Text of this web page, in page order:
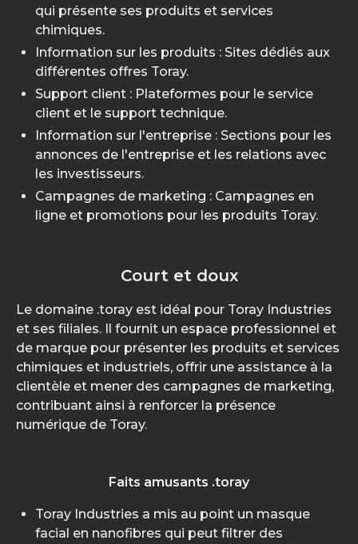
qui présente ses produits et services
chimiques.
Information sur les produits : Sites dédiés aux
différentes offres Toray.
Support client : Plateformes pour le service
client et le support technique.
Information sur l'entreprise : Sections pour les
annonces de l'entreprise et les relations avec
les investisseurs.
Campagnes de marketing : Campagnes en
ligne et promotions pour les produits Toray.
Court et doux
Le domaine .toray est idéal pour Toray Industries
et ses filiales. Il fournit un espace professionnel et
de marque pour présenter les produits et services
chimiques et industriels, offrir une assistance à la
clientèle et mener des campagnes de marketing,
contribuant ainsi à renforcer la présence
numérique de Toray.
Faits amusants .toray
Toray Industries a mis au point un masque
facial en nanofibres qui peut filtrer des